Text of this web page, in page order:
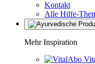
Kontakt
Alle Hilfe-
Mehr Inspiration